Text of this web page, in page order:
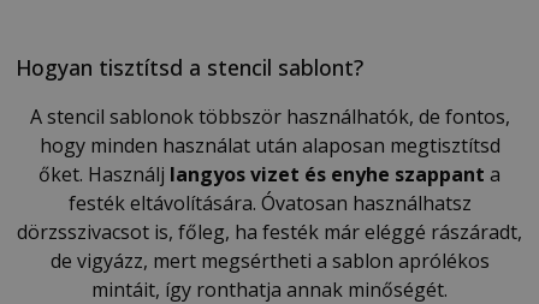
Hogyan tisztítsd a stencil sablont?
A stencil sablonok többször használhatók, de fontos,
hogy minden használat után alaposan megtisztítsd
őket. Használj langyos vizet és enyhe szappant a
festék eltávolítására. Óvatosan használhatsz
dörzsszivacsot is, főleg, ha festék már eléggé rászáradt,
de vigyázz, mert megsértheti a sablon aprólékos
mintáit, így ronthatja annak minőségét.